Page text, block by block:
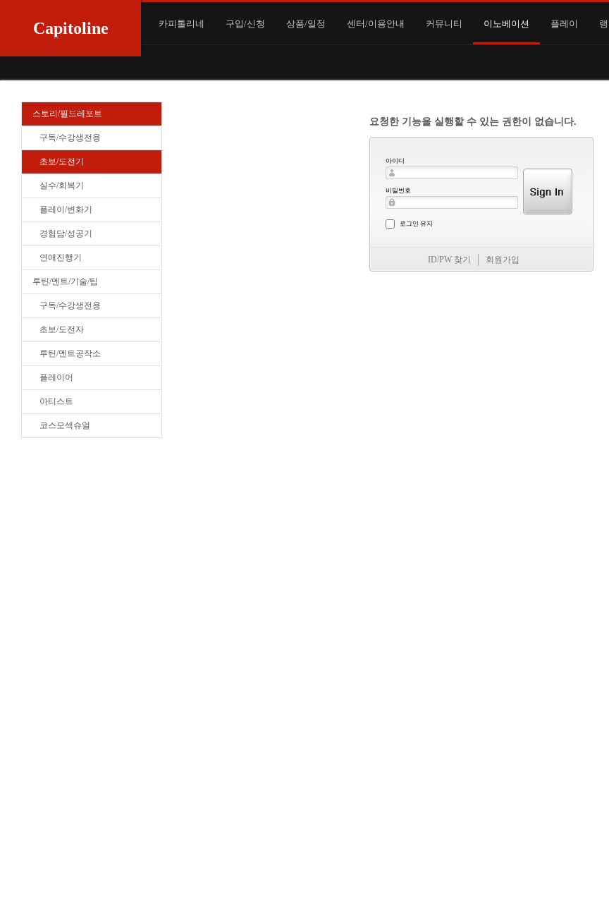
Capitoline 카피톨리네 구입/신청 상품/일정 센터/이용안내 커뮤니티 이노베이션 플레이
스토리/필드레포트
구독/수강생전용
초보/도전기
실수/회복기
플레이/변화기
경험담/성공기
연애진행기
루틴/멘트/기술/팁
구독/수강생전용
초보/도전자
루틴/멘트공작소
플레이어
아티스트
코스모섹슈얼
요청한 기능을 실행할 수 있는 권한이 없습니다.
아이디
비밀번호
로그인 유지
ID/PW 찾기 회원가입